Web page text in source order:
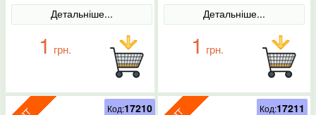
Детальніше...
1 грн.
Детальніше...
1 грн.
Код:17210 Код:17211